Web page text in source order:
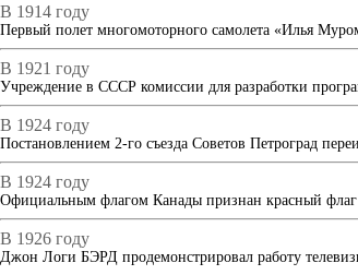
В 1914 году
Первый полет многомоторного самолета «Илья
В 1921 году
Учреждение в СССР комиссии для разработки
В 1924 году
Постановлением 2-го съезда Советов Петроград
В 1924 году
Официальным флагом Канады признан красный флаг .
В 1926 году
Джон Логи БЭРД продемонстрировал работу